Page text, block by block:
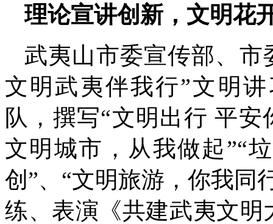
理论宣讲创新，文明花
武夷山市委宣传部、市
文明武夷伴我行”文明
队，撰写“文明出行 平安
文明城市，从我做起”“
创”、“文明旅游，你我同
练、表演《共建武夷文